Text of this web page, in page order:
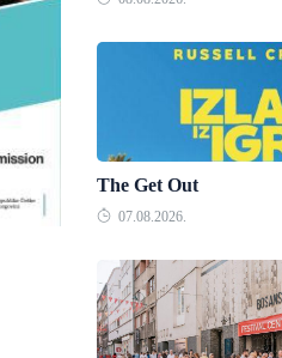
The Get Out
07.08.2026.